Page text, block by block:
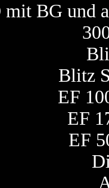
mit BG und
Blitz
EF
EF
EF